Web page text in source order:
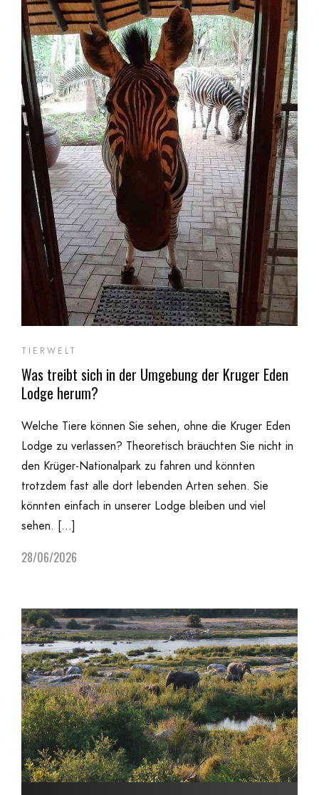
TIERWELT
Was treibt sich in der Umgebung der Kruger Eden
Lodge herum?
Welche Tiere können Sie sehen, ohne die Kruger Eden
Lodge zu verlassen? Theoretisch bräuchten Sie nicht in
den Krüger-Nationalpark zu fahren und könnten
trotzdem fast alle dort lebenden Arten sehen. Sie
könnten einfach in unserer Lodge bleiben und viel
sehen. […]
28/06/2026